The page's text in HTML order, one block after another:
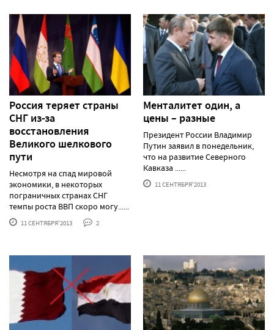
Россия теряет страны
СНГ из-за
восстановления
Великого шелкового
пути
Несмотря на спад мировой
экономики, в некоторых
пограничных странах СНГ
темпы роста ВВП скоро могу......
11 СЕНТЯБРЯ'2013 2
Менталитет один, а
цены – разные
Президент России Владимир
Путин заявил в понедельник,
что на развитие Северного
Кавказа ......
11 СЕНТЯБРЯ'2013